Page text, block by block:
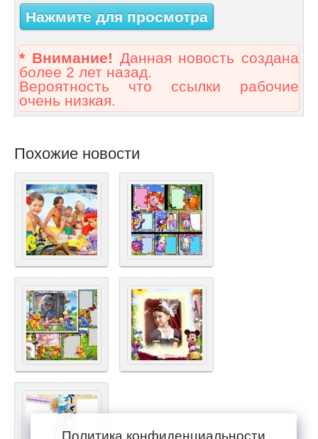
Нажмите для просмотра
* Внимание! Данная новость создана
более 2 лет назад.
Вероятность что ссылки рабочие
очень низкая.
Похожие новости
Политика конфиденциальности